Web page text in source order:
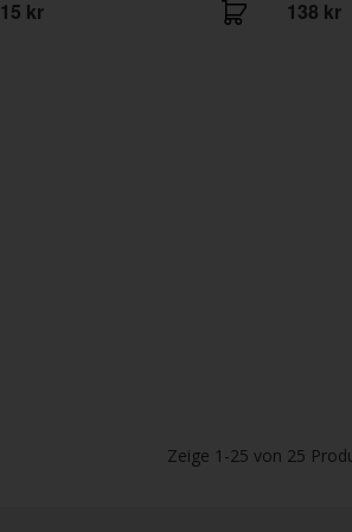
15 kr 138 kr
Zeige 1-25 von 25